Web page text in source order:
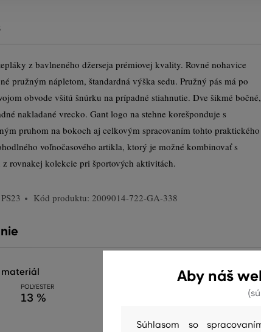
z bavlneného džerseja prémiovej kvality. Rovné nohavice
pružným nápletom, štandardná výška sedu. Pružný pás má po
obvode všitú šnúrku na prípadné stiahnutie. Dve šikmé bočné,
nakladané vrecko. Gant logo na stehne korešponduje s
pruhom na bokoch aj celkovým spracovaním tohto
voľnočasového artikla, ktorý je možné kombinovať s
rovnakej kolekcie pri športových aktivitách.
Kód produktu: 2009014-722-GA-338
materiál
POLYESTER
13 %
Aby náš
Súhlasom so